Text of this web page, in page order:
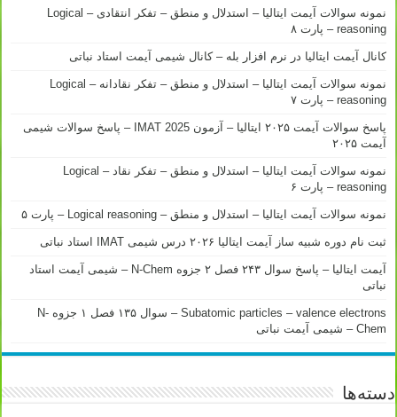
نمونه سوالات آیمت ایتالیا – استدلال و منطق – تفکر انتقادی – Logical
reasoning – پارت ۸
کانال آیمت ایتالیا در نرم افزار بله – کانال شیمی آیمت استاد نباتی
نمونه سوالات آیمت ایتالیا – استدلال و منطق – تفکر نقادانه – Logical
reasoning – پارت ۷
پاسخ سوالات آیمت ۲۰۲۵ ایتالیا – آزمون IMAT 2025 – پاسخ سوالات شیمی
آیمت ۲۰۲۵
نمونه سوالات آیمت ایتالیا – استدلال و منطق – تفکر نقاد – Logical
reasoning – پارت ۶
نمونه سوالات آیمت ایتالیا – استدلال و منطق – Logical reasoning – پارت ۵
ثبت نام دوره شبیه ساز آیمت ایتالیا ۲۰۲۶ درس شیمی IMAT استاد نباتی
آیمت ایتالیا – پاسخ سوال ۲۴۳ فصل ۲ جزوه N-Chem – شیمی آیمت استاد
نباتی
Subatomic particles – valence electrons – سوال ۱۳۵ فصل ۱ جزوه N-
Chem – شیمی آیمت نباتی
دسته‌ها